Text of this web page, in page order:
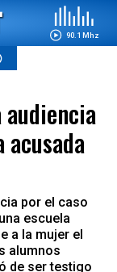
90.1 Mhz
audiencia
por el caso
escuela
a la mujer el
alumnos
de ser testigo